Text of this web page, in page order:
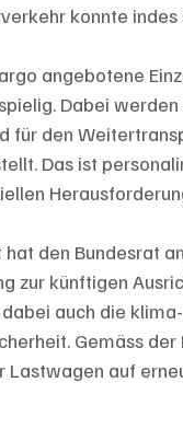
konnte
angebotene
Dabei
für den
Das ist
hat den Bundesrat
zur künftigen
auch die
Gemäss
Lastwagen auf